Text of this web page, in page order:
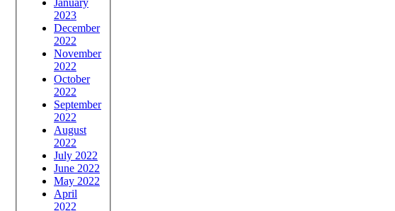
2023
December
2022
November
2022
October
2022
September
2022
August
2022
July 2022
June 2022
May 2022
April
2022